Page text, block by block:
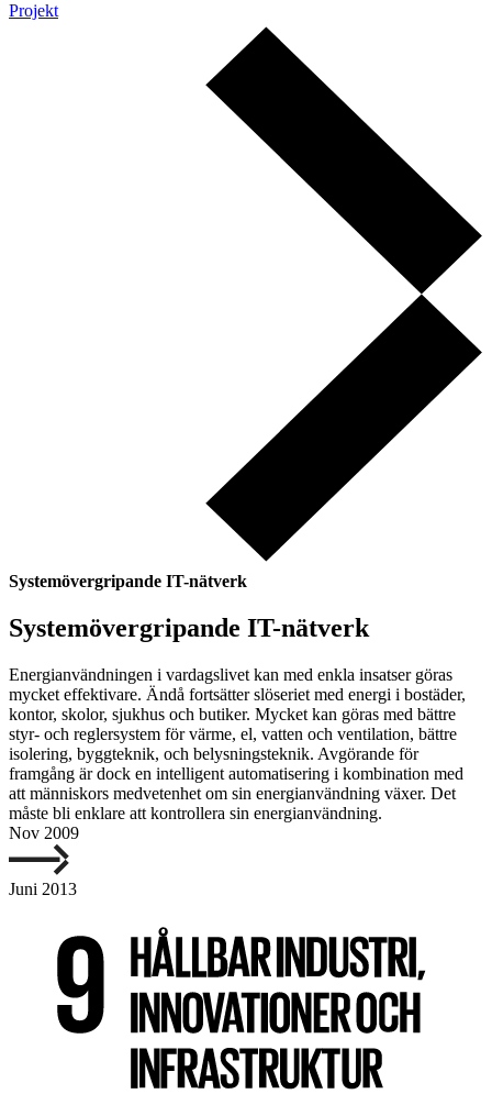
Projekt
Systemövergripande IT-nätverk
Systemövergripande IT-nätverk
Energianvändningen i vardagslivet kan med enkla insatser göras
mycket effektivare. Ändå fortsätter slöseriet med energi i bostäder,
kontor, skolor, sjukhus och butiker. Mycket kan göras med bättre
styr- och reglersystem för värme, el, vatten och ventilation, bättre
isolering, byggteknik, och belysningsteknik. Avgörande för
framgång är dock en intelligent automatisering i kombination med
att människors medvetenhet om sin energianvändning växer. Det
måste bli enklare att kontrollera sin energianvändning.
Nov 2009
Juni 2013